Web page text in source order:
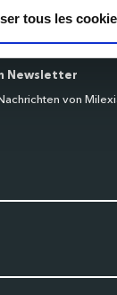
tous les
Newsletter
von